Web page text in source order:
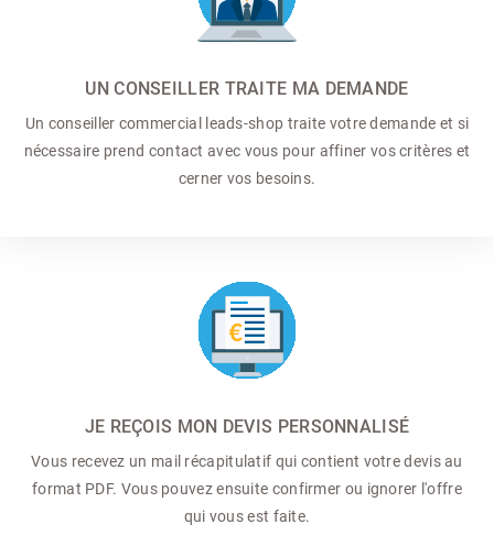
UN CONSEILLER TRAITE MA DEMANDE
Un conseiller commercial
leads-shop traite votre demande et si
nécessaire prend contact avec vous pour affiner vos critères et
cerner vos besoins.
JE REÇOIS MON DEVIS PERSONNALISÉ
Vous recevez un mail récapitulatif qui contient votre devis au
format PDF. Vous pouvez ensuite confirmer ou ignorer l'offre
qui vous est faite.